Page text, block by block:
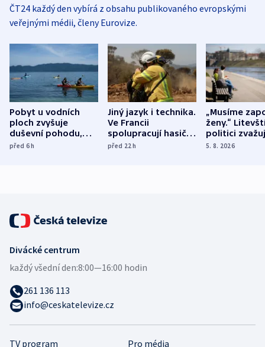
ČT24 každý den vybírá z obsahu publikovaného evropskými
veřejnými médii, členy Eurovize.
Pobyt u vodních
ploch zvyšuje
duševní pohodu,
ukázala
před 6h
Jiný jazyk i technika.
Ve Francii
spolupracují hasiči z
různých zemí
před 22h
„Musíme
ženy.“
politici
dohodu o
5. 8. 2026
TV program Pro média
Divácké centrum
každý všední den:8:00—16:00 hodin
261 136 113
info@ceskatelevize.cz